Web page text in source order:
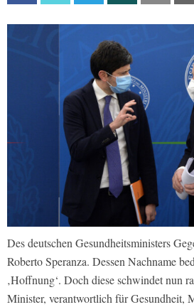
Des deutschen Gesundheitsministers
Roberto Speranza. Dessen Nachname
‚Hoffnung‘. Doch diese schwindet nun
Minister, verantwortlich für Gesundheit,